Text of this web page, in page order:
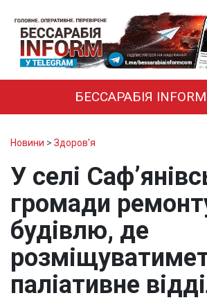
БЕССАРАБІЯ INFORM
Новини > Здоров'я
У селі
громади
будівлю, де
паліативне